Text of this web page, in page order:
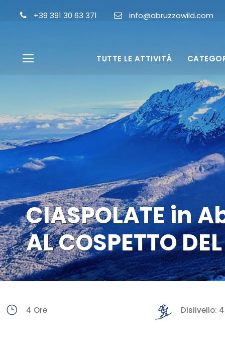
+39 391 30 63 371 info@abruzzowild.com
TUTTE LE ATTIVITÀ
CIASPOLATE in
AL COSPETTO
4 Ore Dislivello: